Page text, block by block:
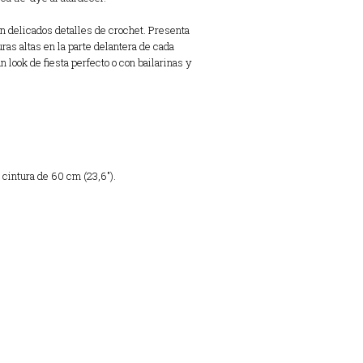
delicados detalles de crochet. Presenta
altas en la parte delantera de cada
look de fiesta perfecto o con bailarinas y
de 60 cm (23,6″).